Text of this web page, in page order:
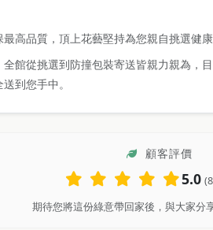
最高品質，頂上花藝堅持為您親自挑選健
全館從挑選到防撞包裝寄送皆親力親為，
到您手中。
顧客評價
5.0
期待您將這份綠意帶回家後，與大家分